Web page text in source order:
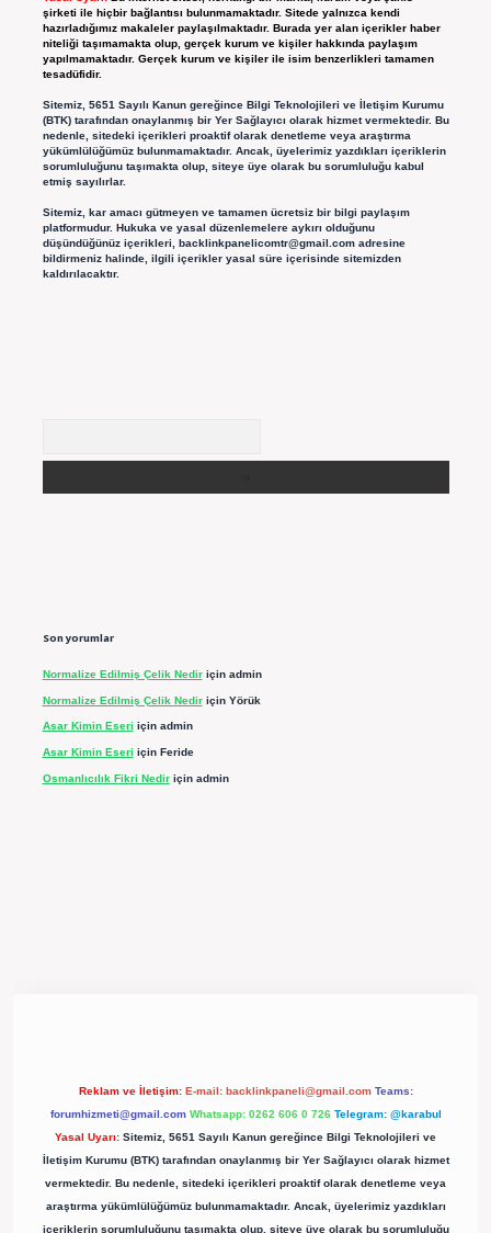
şirketi ile hiçbir bağlantısı bulunmamaktadır. Sitede yalnızca kendi
hazırladığımız makaleler paylaşılmaktadır. Burada yer alan içerikler haber
niteliği taşımamakta olup, gerçek kurum ve kişiler hakkında paylaşım
yapılmamaktadır. Gerçek kurum ve kişiler ile isim benzerlikleri tamamen
tesadüfidir.
Sitemiz, 5651 Sayılı Kanun gereğince Bilgi Teknolojileri ve İletişim Kurumu
(BTK) tarafından onaylanmış bir Yer Sağlayıcı olarak hizmet vermektedir. Bu
nedenle, sitedeki içerikleri proaktif olarak denetleme veya araştırma
yükümlülüğümüz bulunmamaktadır. Ancak, üyelerimiz yazdıkları içeriklerin
sorumluluğunu taşımakta olup, siteye üye olarak bu sorumluluğu kabul
etmiş sayılırlar.
Sitemiz, kar amacı gütmeyen ve tamamen ücretsiz bir bilgi paylaşım
platformudur. Hukuka ve yasal düzenlemelere aykırı olduğunu
düşündüğünüz içerikleri, backlinkpanelicomtr@gmail.comadresine
bildirmeniz halinde, ilgili içerikler yasal süre içerisinde sitemizden
kaldırılacaktır.
Son yorumlar
Normalize Edilmiş Çelik Nediriçin admin
Normalize Edilmiş Çelik Nediriçin Yörük
Asar Kimin Eseri için admin
Asar Kimin Eseri için Feride
Osmanlıcılık Fikri Nediriçin admin
Reklam ve İletişim: E-mail: backlinkpaneli@gmail.com Teams:
forumhizmeti@gmail.com Whatsapp: 0262 606 0 726 Telegram: @karabul
Yasal Uyarı: Sitemiz, 5651 Sayılı Kanun gereğince Bilgi Teknolojileri ve
İletişim Kurumu (BTK) tarafından onaylanmış bir Yer Sağlayıcı olarak hizmet
vermektedir. Bu nedenle, sitedeki içerikleri proaktif olarak denetleme veya
araştırma yükümlülüğümüz bulunmamaktadır. Ancak, üyelerimiz yazdıkları
içeriklerin sorumluluğunu taşımakta olup, siteye üye olarak bu sorumluluğu